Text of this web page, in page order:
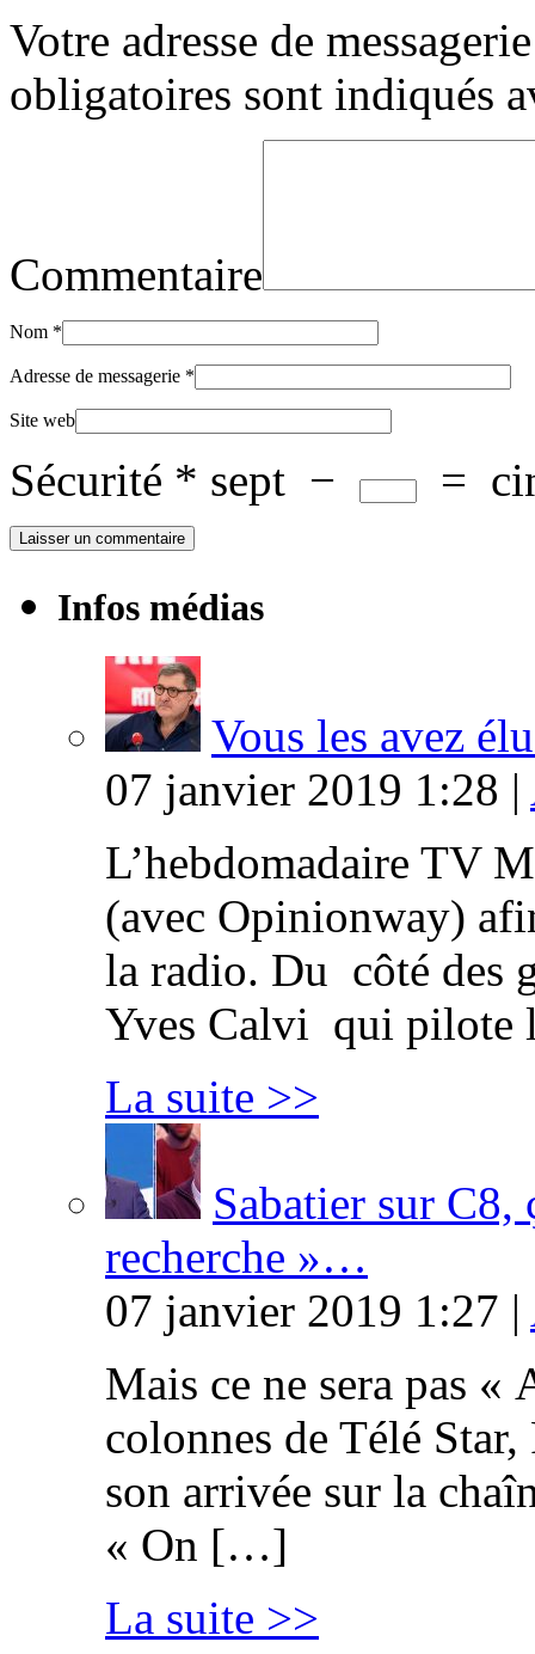
Votre adresse de
obligatoires sont indiqués
Commentaire
Nom *
Adresse de messagerie *
Site web
Sécurité * sept − =
Infos médias
Vous les avez
07 janvier 2019 1:28 |
L’hebdomadaire TV
(avec Opinionway)
la radio. Du côté des
Yves Calvi qui
La suite >>
Sabatier sur C8,
recherche »…
07 janvier 2019 1:27 |
Mais ce ne sera pas «
colonnes de Télé
son arrivée sur la
« On […]
La suite >>